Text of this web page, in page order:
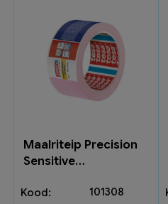
Maalriteip Precision
Sensitive
00021-03 (3)101308